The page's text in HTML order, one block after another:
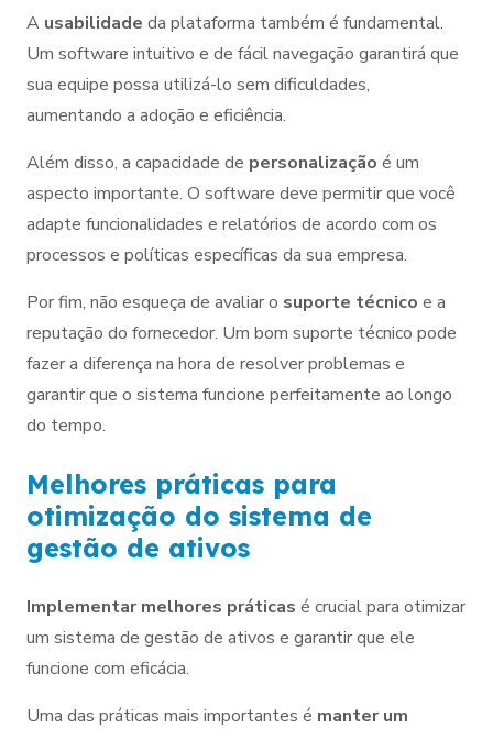
A usabilidade da plataforma também é fundamental.
Um software intuitivo e de fácil navegação garantirá que
sua equipe possa utilizá-lo sem dificuldades,
aumentando a adoção e eficiência.
Além disso, a capacidade de personalização é um
aspecto importante. O software deve permitir que você
adapte funcionalidades e relatórios de acordo com os
processos e políticas específicas da sua empresa.
Por fim, não esqueça de avaliar o suporte técnico e a
reputação do fornecedor. Um bom suporte técnico pode
fazer a diferença na hora de resolver problemas e
garantir que o sistema funcione perfeitamente ao longo
do tempo.
Melhores práticas para
otimização do sistema de
gestão de ativos
Implementar melhores práticas é crucial para otimizar
um sistema de gestão de ativos e garantir que ele
funcione com eficácia.
Uma das práticas mais importantes é manter um